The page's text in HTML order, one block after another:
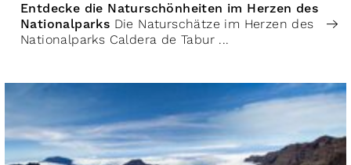
Entdecke die Naturschönheiten im Herzen des
Nationalparks Die Naturschätze im Herzen des
Nationalparks Caldera de Tabur ...